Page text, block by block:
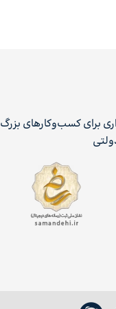
برای کسب‌وکارهای بزرگ